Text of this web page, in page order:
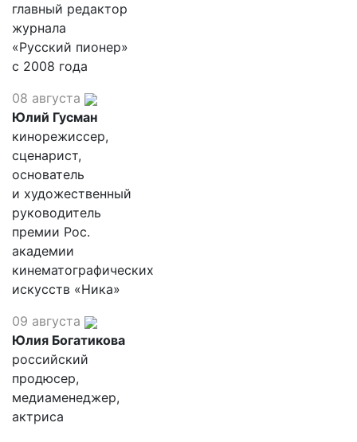
главный редактор
журнала
«Русский пионер»
с 2008 года
08 августа
Юлий Гусман
кинорежиссер,
сценарист,
основатель
и художественный
руководитель
премии Рос.
академии
кинематографических
искусств «Ника»
09 августа
Юлия Богатикова
российский
продюсер,
медиаменеджер,
актриса